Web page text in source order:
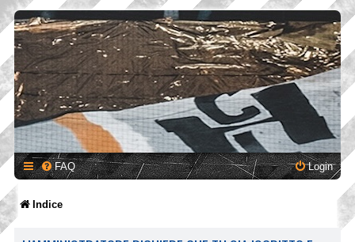
FAQ Login
Indice